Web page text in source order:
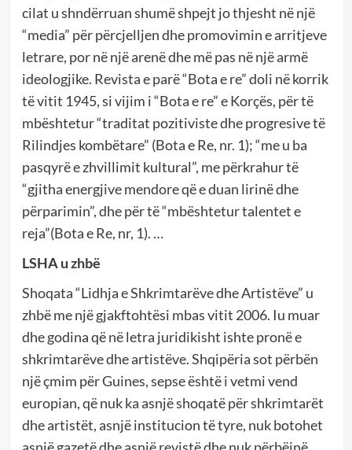
cilat u shndërruan shumë shpejt jo thjesht në një
“media” për përcjelljen dhe promovimin e arritjeve
letrare, por në një arenë dhe më pas në një armë
ideologjike. Revista e parë “Bota e re” doli në korrik
të vitit 1945, si vijim i “Bota e re” e Korçës, për të
mbështetur “traditat pozitiviste dhe progresive të
Rilindjes kombëtare” (Bota e Re, nr. 1); “me u ba
pasqyrë e zhvillimit kultural”, me përkrahur të
“gjitha energjive mendore që e duan lirinë dhe
përparimin”, dhe për të “mbështetur talentet e
reja”(Bota e Re, nr, 1). …
LSHA u zhbë
Shoqata “Lidhja e Shkrimtarëve dhe Artistëve” u
zhbë me një gjakftohtësi mbas vitit 2006. Iu muar
dhe godina që në letra juridikisht ishte pronë e
shkrimtarëve dhe artistëve. Shqipëria sot përbën
një çmim për Guines, sepse është i vetmi vend
europian, që nuk ka asnjë shoqatë për shkrimtarët
dhe artistët, asnjë institucion të tyre, nuk botohet
asnjë gazetë dhe asnjë revistë dhe nuk përbëjnë